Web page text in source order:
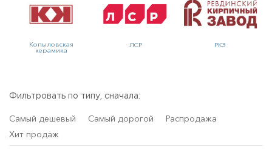
Копыловская
керамика
ЛСР РКЗ
Фильтровать по типу, сначала:
Самый дешевый Самый дорогой
Распродажа
Хит продаж